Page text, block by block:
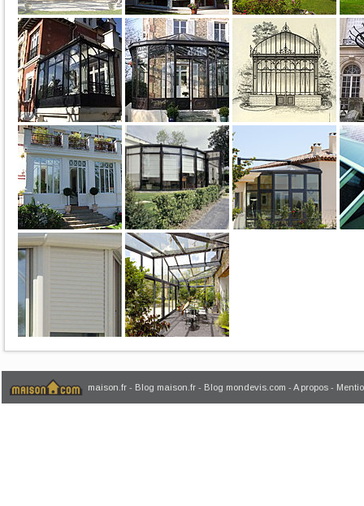
maison.fr - Blog maison.fr - Blog mondevis.com - A propos -